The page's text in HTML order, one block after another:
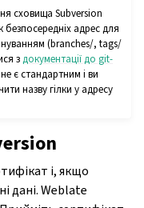
сховища Subversion
адрес для
(branches/, tags/
здокументації до git-
є стандартним і ви
назву гілки у адресу
і, якщо
дані. Weblate